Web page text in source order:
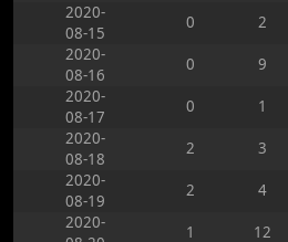
2020-
08-15
0 2
2020-
08-16
0 9
2020-
08-17
0 1
2020-
08-18
2 3
2020-
08-19
2 4
2020-
1 12